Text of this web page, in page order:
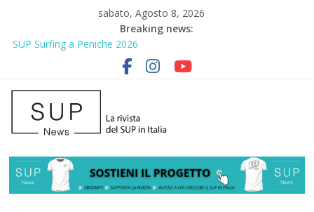
sabato, Agosto 8, 2026
Breaking news:
SUP Surfing a Peniche 2026
AirSUP a Gallico: prima storica gara per Reggio Calabria
Gallico Paddle Fest 2026: sul lungomare di Gallico torna la festa
del SUP
Porto Selvaggio, a lezione di soccorso con la giornata della
prevenzione
2° Urban Sup Trophy: la regata solidale per lo IOR